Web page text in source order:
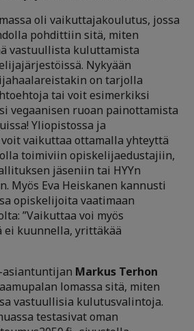
oli vaikuttajakoulutus, jossa
pohdittiin sitä, miten
vastuullista kuluttamista
Nykyään
on tarjolla
tai voit esimerkiksi
vegaanisen ruoan painottamista
Yliopistossa ja
vaikuttaa ottamalla yhteyttä
toimiviin opiskelijaedustajiin,
jäseniin tai HYYn
Myös Eva Heiskanen kannusti
opiskelijoita vaatimaan
”Vaikuttaa voi myös
ei kuunnella, yrittäkää
asiantuntijan Markus Terhon
lomassa sitä, miten
vastuullisia kulutusvalintoja.
testasivat oman